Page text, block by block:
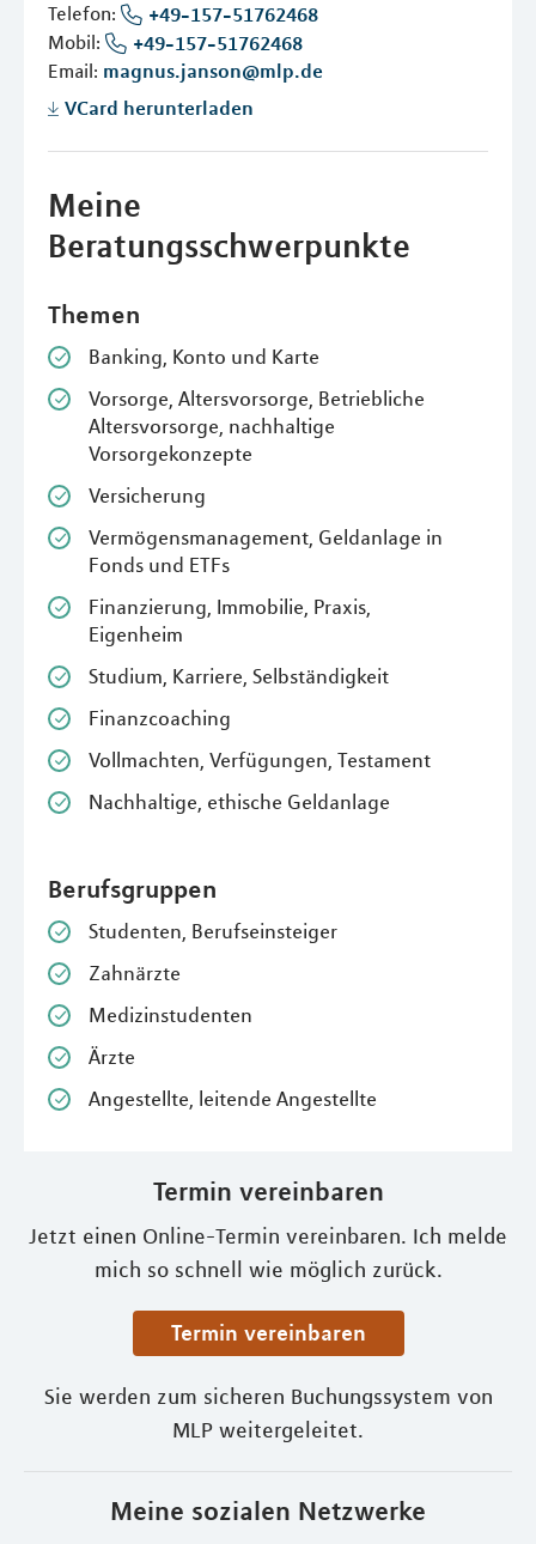
Telefon:
+49-157-51762468
Mobil:
+49-157-51762468
Email: magnus.janson@mlp.de
VCard herunterladen
Meine
Beratungsschwerpunkte
Themen
Banking, Konto und Karte
Vorsorge, Altersvorsorge, Betriebliche
Altersvorsorge, nachhaltige
Vorsorgekonzepte
Versicherung
Vermögensmanagement, Geldanlage in
Fonds und ETFs
Finanzierung, Immobilie, Praxis,
Eigenheim
Studium, Karriere, Selbständigkeit
Finanzcoaching
Vollmachten, Verfügungen, Testament
Nachhaltige, ethische Geldanlage
Berufsgruppen
Studenten, Berufseinsteiger
Zahnärzte
Medizinstudenten
Ärzte
Angestellte, leitende Angestellte
Termin vereinbaren
Jetzt einen Online-Termin vereinbaren. Ich melde
mich so schnell wie möglich zurück.
Termin vereinbaren
Sie werden zum sicheren Buchungssystem von
MLP weitergeleitet.
Meine sozialen Netzwerke